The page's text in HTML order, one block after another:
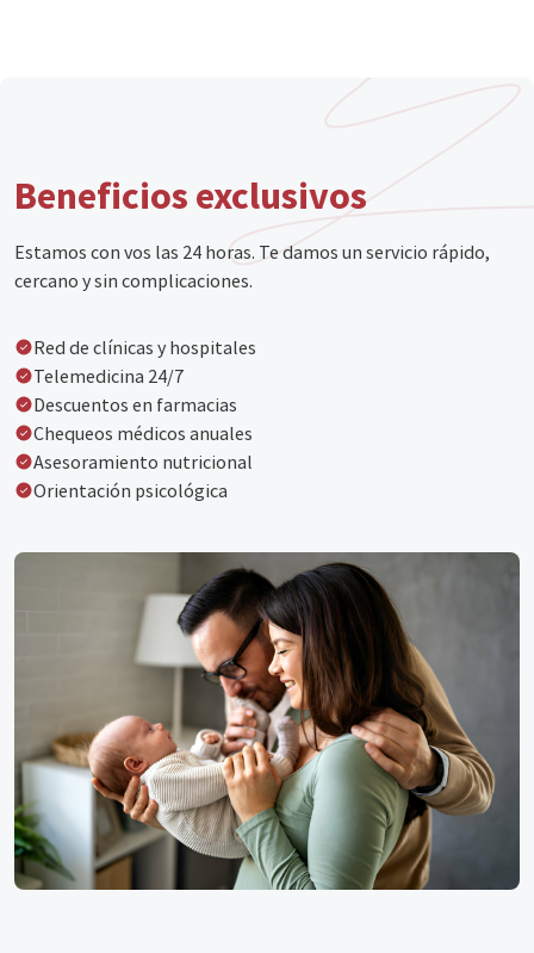
Beneficios exclusivos
Estamos con vos las 24 horas. Te damos un servicio rápido,
cercano y sin complicaciones.
Red de clínicas y hospitales
Telemedicina 24/7
Descuentos en farmacias
Chequeos médicos anuales
Asesoramiento nutricional
Orientación psicológica